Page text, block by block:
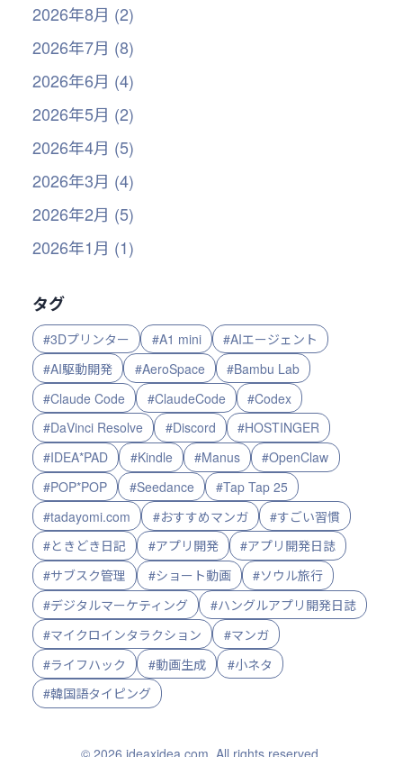
2026年8月 (2)
2026年7月 (8)
2026年6月 (4)
2026年5月 (2)
2026年4月 (5)
2026年3月 (4)
2026年2月 (5)
2026年1月 (1)
タグ
#3Dプリンター #A1 mini
#AIエージェント
#AI駆動開発
#AeroSpace
#Bambu Lab
#Claude Code
#ClaudeCode
#Codex
#DaVinci Resolve
#Discord
#HOSTINGER
#IDEA*PAD
#Kindle #Manus
#OpenClaw
#POP*POP
#Seedance
#Tap Tap 25
#tadayomi.com
#おすすめマンガ
#すごい習慣
#ときどき日記
#アプリ開発
#アプリ開発日誌
#サブスク管理
#ショート動画
#ソウル旅行
#デジタルマーケティング
#ハングルアプリ開発日誌
#マイクロインタラクション
#マンガ
#ライフハック
#動画生成
#小ネタ
#韓国語タイピング
© 2026 ideaxidea.com. All rights reserved.